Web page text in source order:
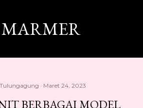
Maret 24, 2023
BERBAGAI MODEL